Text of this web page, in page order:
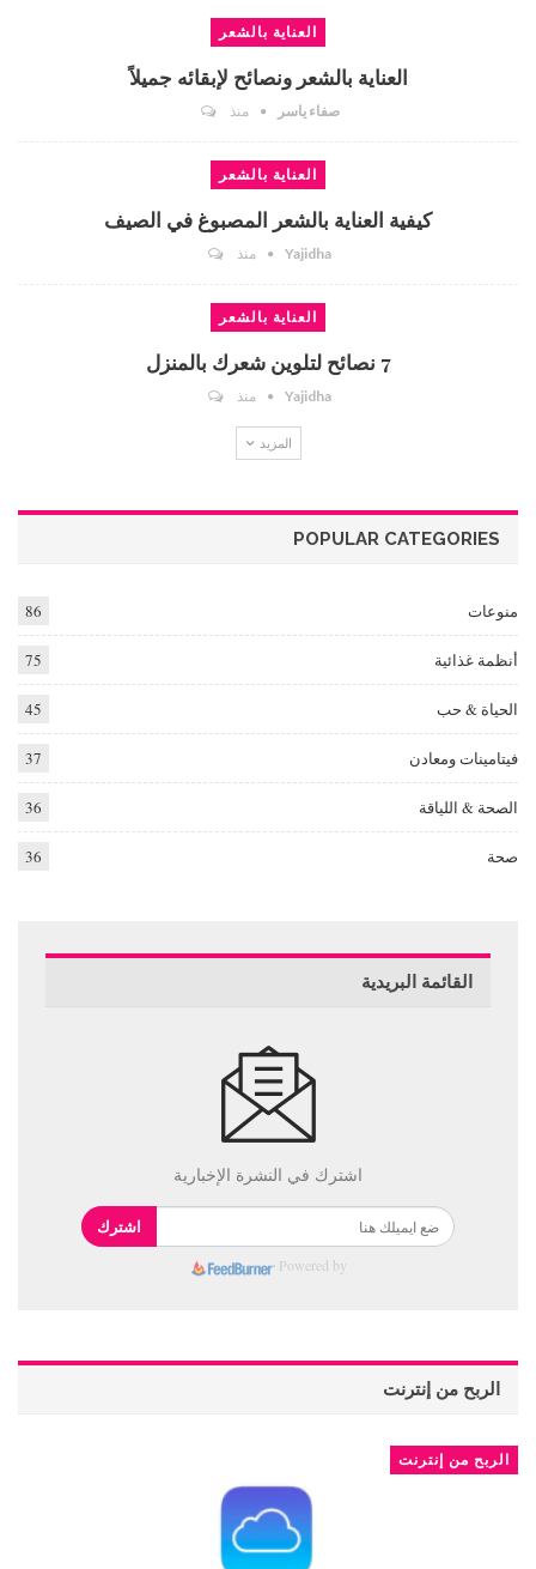
العناية بالشعر
العناية بالشعر ونصائح لإبقائه جميلاً
صفاء ياسر منذ
العناية بالشعر
كيفية العناية بالشعر المصبوغ في الصيف
Yajidha منذ
العناية بالشعر
7 نصائح لتلوين شعرك بالمنزل
Yajidha منذ
المزيد
POPULAR CATEGORIES
منوعات 86
أنظمة غذائية 75
الحياة & حب 45
فيتامينات ومعادن 37
الصحة & اللياقة 36
صحة 36
القائمة البريدية
اشترك في النشرة الإخبارية
اشترك
Powered by
الربح من إنترنت
الربح من إنترنت